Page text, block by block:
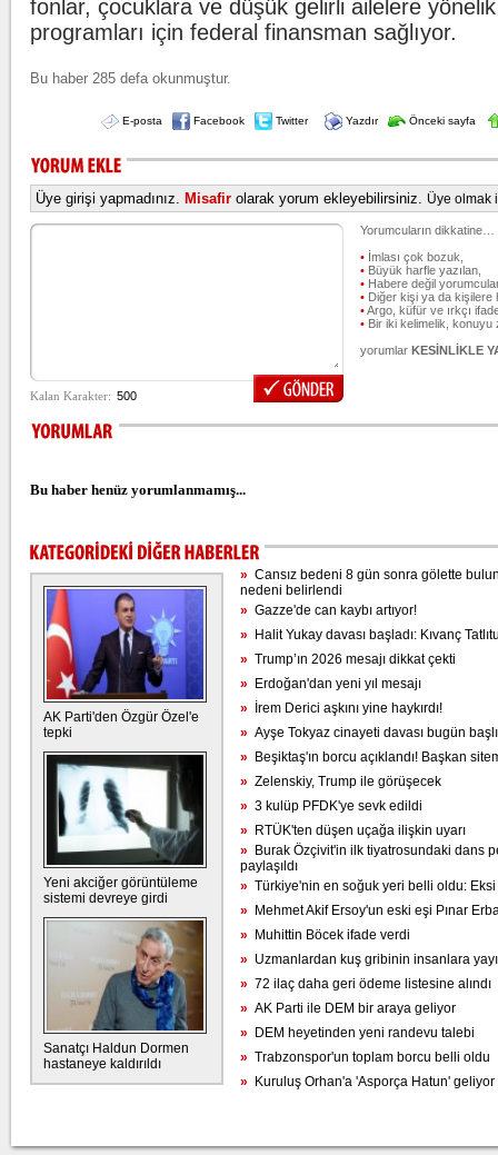
fonlar, çocuklara ve düşük gelirli ailelere
programları için federal finansman sağlıyor.
Bu haber 285 defa okunmuştur.
E-posta Facebook Twitter Yazdır Önceki sayfa
Üye girişi yapmadınız. Misafir olarak yorum ekleyebilirsiniz. Üye olmak
Yorumcuların dikkatine…
• İmlası çok bozuk,
• Büyük harfle yazılan,
• Habere değil
• Diğer kişi ya da kişilere
•Argo, küfür ve ırkçı
• Bir iki kelimelik, konuyu
yorumlar KESİNLİKLE
Bu haber henüz yorumlanmamış...
AK Parti'den Özgür Özel'e
tepki
Yeni akciğer görüntüleme
sistemi devreye girdi
Sanatçı Haldun Dormen
hastaneye kaldırıldı
» Cansız bedeni 8 gün sonra gölette
nedeni belirlendi
» Gazze'de can kaybı artıyor!
» Halit Yukay davası başladı: Kıvanç
» Trump’ın 2026 mesajı dikkat çekti
» Erdoğan'dan yeni yıl mesajı
» İrem Derici aşkını yine haykırdı!
» Ayşe Tokyaz cinayeti davası bugün
» Beşiktaş'ın borcu açıklandı! Başkan
» Zelenskiy, Trump ile görüşecek
» 3 kulüp PFDK'ye sevk edildi
» RTÜK'ten düşen uçağa ilişkin uyarı
» Burak Özçivit'in ilk tiyatrosundaki dans
paylaşıldı
» Türkiye'nin en soğuk yeri belli oldu:
» Mehmet Akif Ersoy'un eski eşi Pınar
» Muhittin Böcek ifade verdi
» Uzmanlardan kuş gribinin insanlara
» 72 ilaç daha geri ödeme listesine alındı
» AK Parti ile DEM bir araya geliyor
» DEM heyetinden yeni randevu talebi
» Trabzonspor'un toplam borcu belli oldu
» Kuruluş Orhan'a 'Asporça Hatun' geliyor